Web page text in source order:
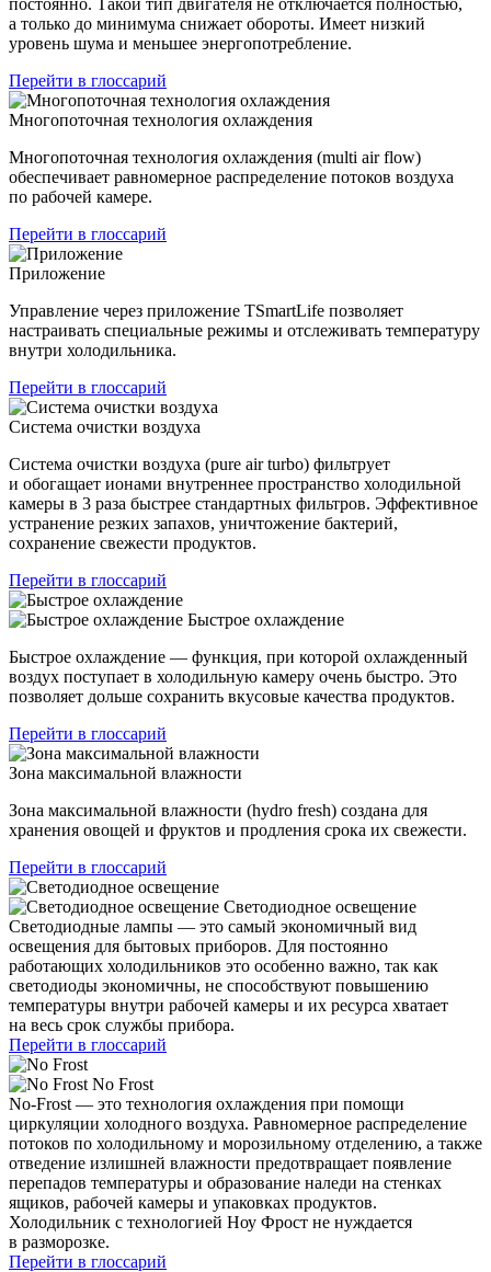
а только до минимума снижает обороты. Имеет низкий
уровень шума и меньшее энергопотребление.
Перейти в глоссарий
Многопоточная технология охлаждения
Многопоточная технология охлаждения (multi air flow)
обеспечивает равномерное распределение потоков воздуха
по рабочей камере.
Перейти в глоссарий
Приложение
Управление через приложение TSmartLife позволяет
настраивать специальные режимы и отслеживать температуру
внутри холодильника.
Перейти в глоссарий
Система очистки воздуха
Система очистки воздуха (pure air turbo) фильтрует
и обогащает ионами внутреннее пространство холодильной
камеры в 3 раза быстрее стандартных фильтров. Эффективное
устранение резких запахов, уничтожение бактерий,
сохранение свежести продуктов.
Перейти в глоссарий
Быстрое охлаждение
Быстрое охлаждение — функция, при которой охлажденный
воздух поступает в холодильную камеру очень быстро. Это
позволяет дольше сохранить вкусовые качества продуктов.
Перейти в глоссарий
Зона максимальной влажности
Зона максимальной влажности (hydro fresh) создана для
хранения овощей и фруктов и продления срока их свежести.
Перейти в глоссарий
Светодиодное освещение
Светодиодные лампы — это самый экономичный вид
освещения для бытовых приборов. Для постоянно
работающих холодильников это особенно важно, так как
светодиоды экономичны, не способствуют повышению
температуры внутри рабочей камеры и их ресурса хватает
на весь срок службы прибора.
Перейти в глоссарий
No Frost
No-Frost — это технология охлаждения при помощи
циркуляции холодного воздуха. Равномерное распределение
потоков по холодильному и морозильному отделению, а также
отведение излишней влажности предотвращает появление
перепадов температуры и образование наледи на стенках
ящиков, рабочей камеры и упаковках продуктов.
Холодильник с технологией Ноу Фрост не нуждается
в разморозке.
Перейти в глоссарий